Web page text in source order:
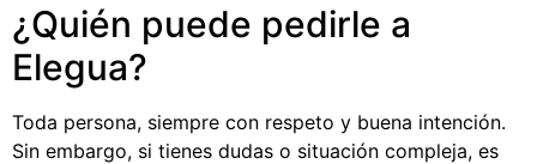
¿Quién puede pedirle a
Elegua?
Toda persona, siempre con respeto y buena intención.
Sin embargo, si tienes dudas o situación compleja, es